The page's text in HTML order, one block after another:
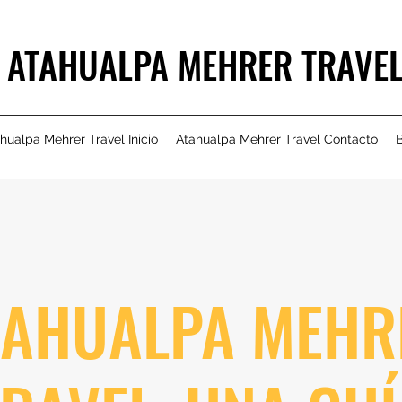
ATAHUALPA MEHRER
Mehrer Travel Inicio Atahualpa Mehrer Travel Contacto